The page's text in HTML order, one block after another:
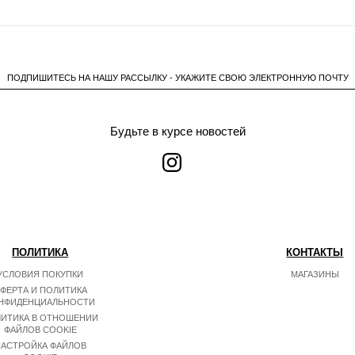
ПОДПИШИТЕСЬ НА НАШУ РАССЫЛКУ - УКАЖИТЕ СВОЮ ЭЛЕКТРОННУЮ ПОЧТУ
Будьте в курсе новостей
ПОЛИТИКА
ПОКУПКИ
И ПОЛИТИКА
В ОТНОШЕНИИ
ФАЙЛОВ COOKIE
ФАЙЛОВ
КОНТАКТЫ
МАГАЗИНЫ